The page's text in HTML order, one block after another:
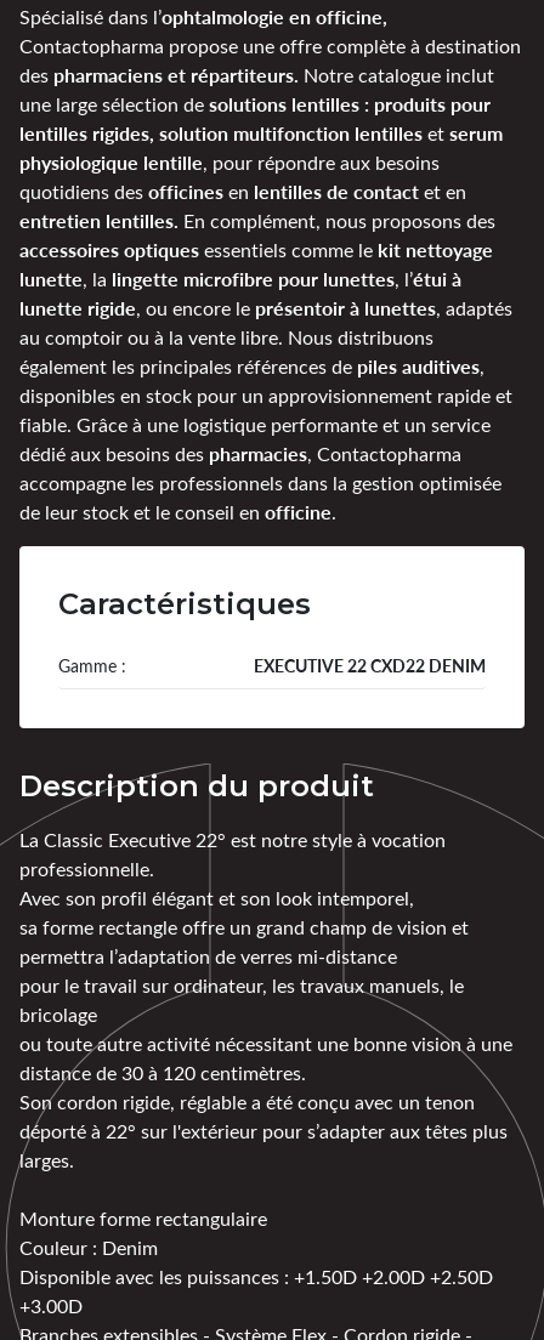
Spécialisé dans l’ophtalmologie en officine,
Contactopharma propose une offre complète à destination
des pharmaciens et répartiteurs. Notre catalogue inclut
une large sélection desolutions lentilles : produits pour
lentilles rigides, solution multifonction lentillesetserum
physiologique lentille, pour répondre aux besoins
quotidiens desofficinesen lentilles de contactet en
entretien lentilles. En complément, nous proposons des
accessoires optiquesessentiels comme le kit nettoyage
lunette, la lingette microfibre pour lunettes, l’étui à
lunette rigide, ou encore le présentoir à lunettes, adaptés
au comptoir ou à la vente libre. Nous distribuons
également les principales références de piles auditives,
disponibles en stock pour un approvisionnement rapide et
fiable. Grâce à une logistique performante et un service
dédié aux besoins des pharmacies, Contactopharma
accompagne les professionnels dans la gestion optimisée
de leur stock et le conseil en officine.
Caractéristiques
Gamme : EXECUTIVE 22 CXD22 DENIM
Description du produit
La Classic Executive 22° est notre style à vocation
professionnelle.
Avec son profil élégant et son look intemporel,
sa forme rectangle offre un grand champ de vision et
permettra l’adaptation de verres mi-distance
pour le travail sur ordinateur, les travaux manuels, le
bricolage
ou toute autre activité nécessitant une bonne vision à une
distance de 30 à 120 centimètres.
Son cordon rigide, réglable a été conçu avec un tenon
déporté à 22° sur l'extérieur pour s’adapter aux têtes plus
larges.
Monture forme rectangulaire
Couleur : Denim
Disponible avec les puissances : +1.50D +2.00D +2.50D
+3.00D
Branches extensibles - Système Flex - Cordon rigide -